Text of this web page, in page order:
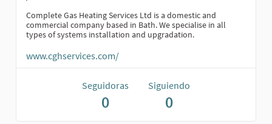
Denunciar
Complete Gas Heating Services Ltd is a domestic and
commercial company based in Bath. We specialise in all
types of systems installation and upgradation.
www.cghservices.com/
Seguidoras
0
Siguiendo
0